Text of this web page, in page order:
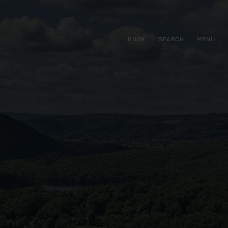
BOOK SEARCH MENU